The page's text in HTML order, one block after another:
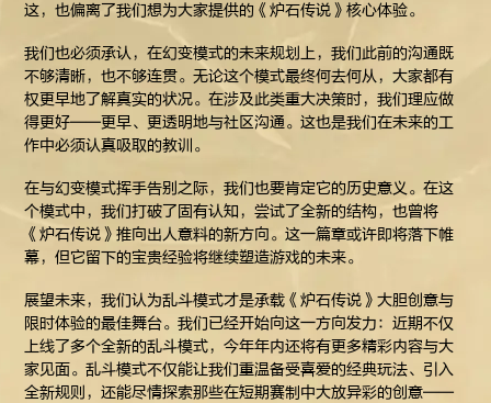
这，也偏离了我们想为大家提供的《炉石传说》核心体验。
我们也必须承认，在幻变模式的未来规划上，我们此前的沟通既
不够清晰，也不够连贯。无论这个模式最终何去何从，大家都有
权更早地了解真实的状况。在涉及此类重大决策时，我们理应做
得更好——更早、更透明地与社区沟通。这也是我们在未来的工
作中必须认真吸取的教训。
在与幻变模式挥手告别之际，我们也要肯定它的历史意义。在这
个模式中，我们打破了固有认知，尝试了全新的结构，也曾将
《炉石传说》推向出人意料的新方向。这一篇章或许即将落下帷
幕，但它留下的宝贵经验将继续塑造游戏的未来。
展望未来，我们认为乱斗模式才是承载《炉石传说》大胆创意与
限时体验的最佳舞台。我们已经开始向这一方向发力：近期不仅
上线了多个全新的乱斗模式，今年年内还将有更多精彩内容与大
家见面。乱斗模式不仅能让我们重温备受喜爱的经典玩法、引入
全新规则，还能尽情探索那些在短期赛制中大放异彩的创意——